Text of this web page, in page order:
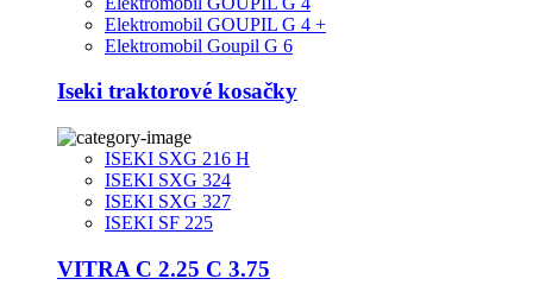
Elektromobil GOUPIL G 4 +
Elektromobil Goupil G 6
Iseki traktorové kosačky
ISEKI SXG 216 H
ISEKI SXG 324
ISEKI SXG 327
ISEKI SF 225
VITRA C 2.25 C 3.75